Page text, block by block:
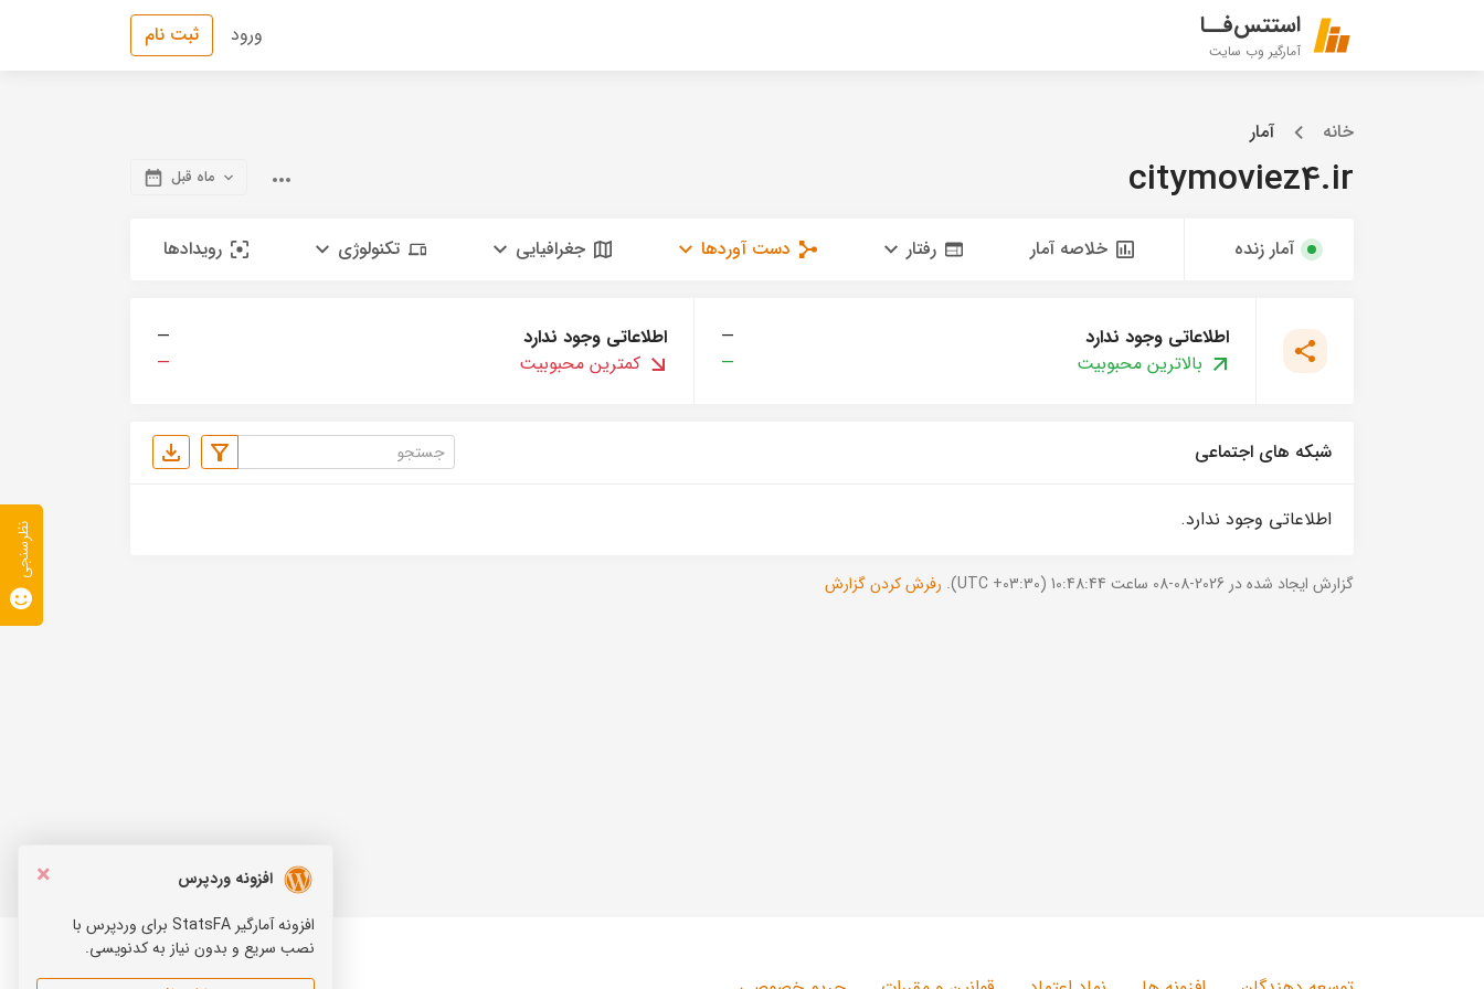
استتس‌فــا
آمارگیر وب سایت
ورود ثبت نام
خانه آمار
citymoviez4.ir ماه قبل
آمار زنده خلاصه آمار رفتار دست آوردها جغرافیایی تکنولوژی رویدادها
اطلاعاتی وجود ندارد
—
بالاترین محبوبیت
—
اطلاعاتی وجود ندارد
—
کمترین محبوبیت
—
شبکه های اجتماعی
اطلاعاتی وجود ندارد.
گزارش ایجاد شده در 2026-08-08 ساعت 10:48:44 (UTC +03:30). رفرش کردن گزارش
×
افزونه وردپرس
افزونه آمارگیر StatsFA برای وردپرس با
نصب سریع و بدون نیاز به کدنویسی.
نظرسنجی